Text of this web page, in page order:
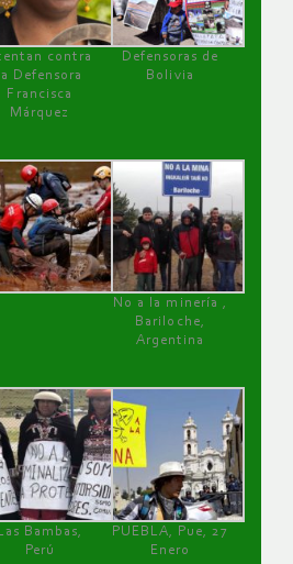
contra
la Defensora
Francisca
Márquez
Defensoras de
Bolivia
No a la minería ,
Bariloche,
Argentina
Las Bambas,
Perú
PUEBLA, Pue, 27
Enero